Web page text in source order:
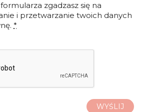
zgadzasz się na
i przetwarzanie twoich danych
*
WYŚLIJ